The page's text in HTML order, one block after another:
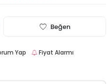
Beğen
Yap Fiyat Alarmı